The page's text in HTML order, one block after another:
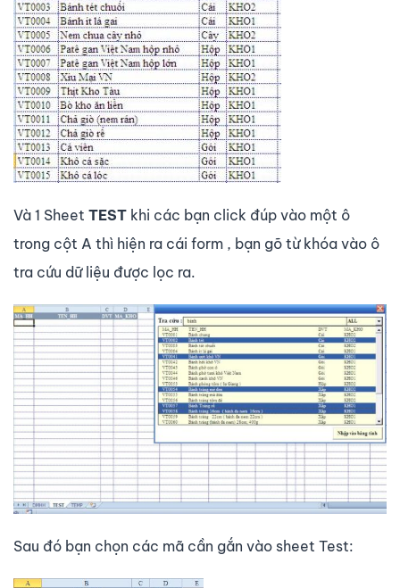
Và 1 Sheet TEST khi các bạn click đúp vào một ô
trong cột A thì hiện ra cái form , bạn gõ từ khóa vào ô
tra cứu dữ liệu được lọc ra.
Sau đó bạn chọn các mã cần gắn vào sheet Test: